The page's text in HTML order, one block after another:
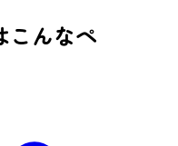
こんなペ